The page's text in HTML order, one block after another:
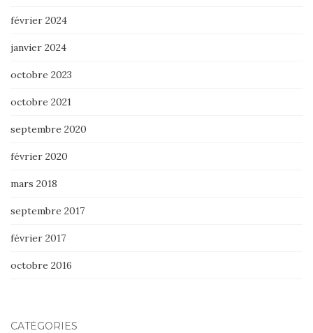
février 2024
janvier 2024
octobre 2023
octobre 2021
septembre 2020
février 2020
mars 2018
septembre 2017
février 2017
octobre 2016
CATÉGORIES